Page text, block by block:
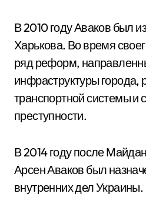
В 2010 году Аваков был
Харькова. Во время
ряд реформ,
инфраструктуры города,
транспортной системы и
преступности.
В 2014 году после
Арсен Аваков был
внутренних дел